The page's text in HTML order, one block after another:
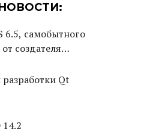
6.5, самобытного
создателя
Qt
14.2